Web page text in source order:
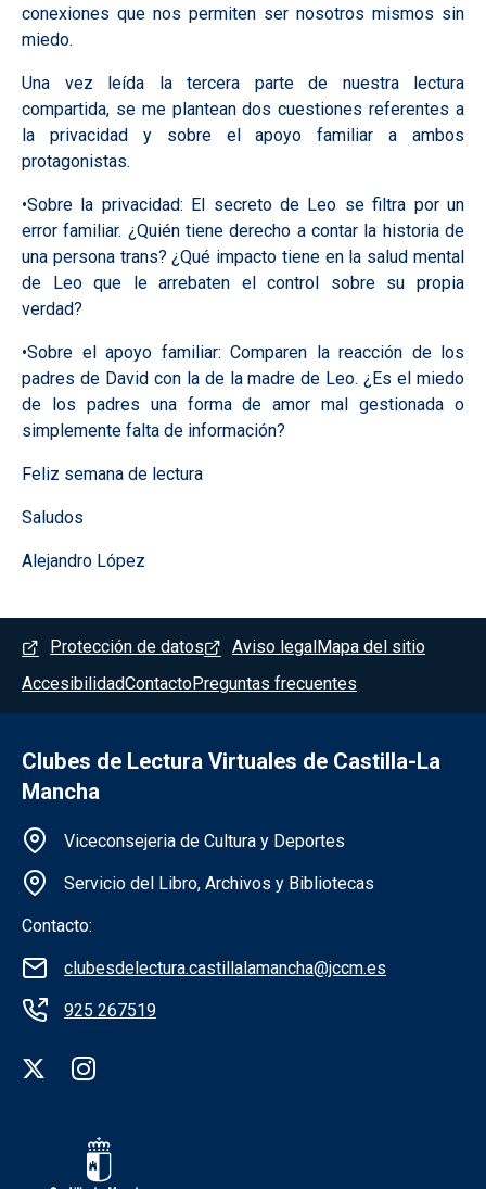
conexiones que nos permiten ser nosotros mismos sin
miedo.
Una vez leída la tercera parte de nuestra lectura
compartida, se me plantean dos cuestiones referentes a
la privacidad y sobre el apoyo familiar a ambos
protagonistas.
•Sobre la privacidad: El secreto de Leo se filtra por un
error familiar. ¿Quién tiene derecho a contar la historia de
una persona trans? ¿Qué impacto tiene en la salud mental
de Leo que le arrebaten el control sobre su propia
verdad?
•Sobre el apoyo familiar: Comparen la reacción de los
padres de David con la de la madre de Leo. ¿Es el miedo
de los padres una forma de amor mal gestionada o
simplemente falta de información?
Feliz semana de lectura
Saludos
Alejandro López
Menú del pie
Protección de datos Aviso legal Mapa del sitio
AccesibilidadContactoPreguntas frecuentes
Clubes de Lectura Virtuales de Castilla-La
Mancha
Información de la institución
Viceconsejeria de Cultura y Deportes
Servicio del Libro, Archivos y Bibliotecas
Contacto:
clubesdelectura.castillalamancha@jccm.es
925 267519
Redes sociales institución